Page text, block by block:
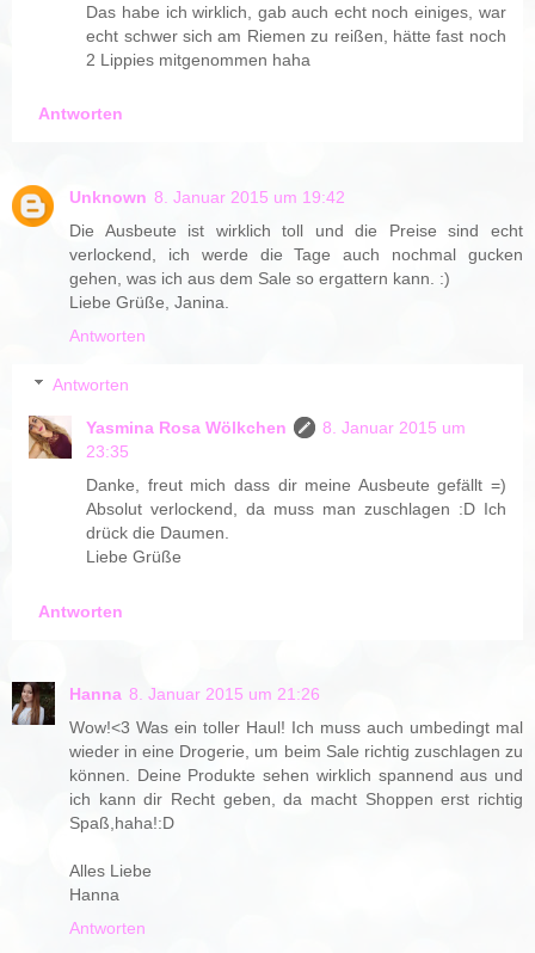
Das habe ich wirklich, gab auch echt noch einiges, war
echt schwer sich am Riemen zu reißen, hätte fast noch
2 Lippies mitgenommen haha
Antworten
Unknown 8. Januar 2015 um 19:42
Die Ausbeute ist wirklich toll und die Preise sind echt
verlockend, ich werde die Tage auch nochmal gucken
gehen, was ich aus dem Sale so ergattern kann. :)
Liebe Grüße, Janina.
Antworten
Antworten
Yasmina Rosa Wölkchen
8. Januar 2015 um
23:35
Danke, freut mich dass dir meine Ausbeute gefällt =)
Absolut verlockend, da muss man zuschlagen :D Ich
drück die Daumen.
Liebe Grüße
Antworten
Hanna 8. Januar 2015 um 21:26
Wow!<3 Was ein toller Haul! Ich muss auch umbedingt mal
wieder in eine Drogerie, um beim Sale richtig zuschlagen zu
können. Deine Produkte sehen wirklich spannend aus und
ich kann dir Recht geben, da macht Shoppen erst richtig
Spaß,haha!:D
Alles Liebe
Hanna
Antworten